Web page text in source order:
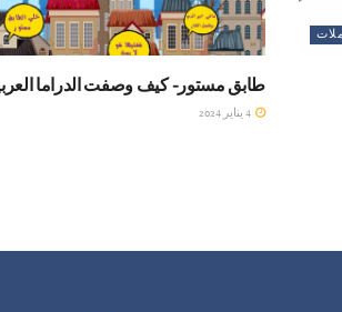
طابق مستور- كيف وصفت الدراما